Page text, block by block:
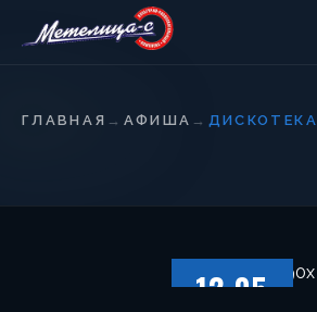
ГЛАВНАЯ → АФИША →
12.05